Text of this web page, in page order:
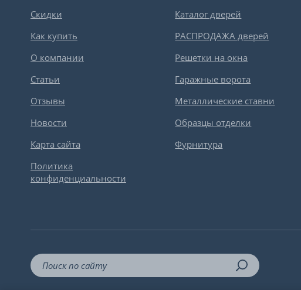
Скидки
Как купить
О компании
Статьи
Отзывы
Новости
Карта сайта
Политика
конфиденциальности
Каталог дверей
РАСПРОДАЖА дверей
Решетки на окна
Гаражные ворота
Металлические ставни
Образцы отделки
Фурнитура